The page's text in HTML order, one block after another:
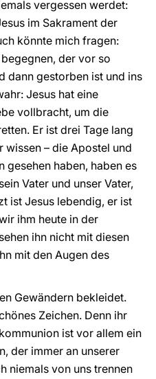
vergessen werdet:
im Sakrament der
könnte mich fragen:
der vor so
dann gestorben ist und ins
Jesus hat eine
vollbracht, um die
Er ist drei Tage lang
wissen – die Apostel und
gesehen haben, haben es
Vater und unser Vater,
ist Jesus lebendig, er ist
ihm heute in der
ihn nicht mit diesen
mit den Augen des
Gewändern bekleidet.
Zeichen. Denn ihr
ist vor allem ein
der immer an unserer
niemals von uns trennen